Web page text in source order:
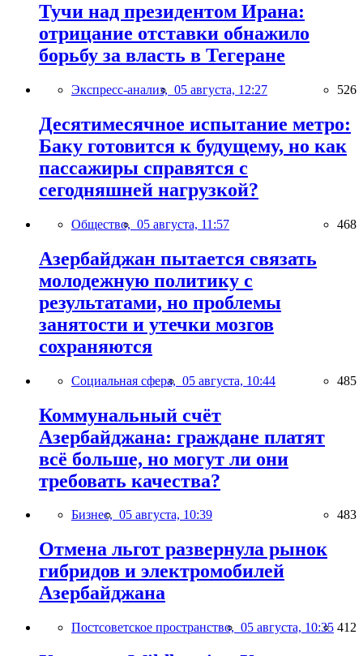
Тучи над президентом Ирана:
отрицание отставки обнажило
борьбу за власть в Тегеране
Экспресс-анализ, 05 августа, 12:27 526
Десятимесячное испытание метро:
Баку готовится к будущему, но как
пассажиры справятся с
сегодняшней нагрузкой?
Общество, 05 августа, 11:57 468
Азербайджан пытается связать
молодежную политику с
результатами, но проблемы
занятости и утечки мозгов
сохраняются
Социальная сфера, 05 августа, 10:44 485
Коммунальный счёт
Азербайджана: граждане платят
всё больше, но могут ли они
требовать качества?
Бизнес, 05 августа, 10:39 483
Отмена льгот развернула рынок
гибридов и электромобилей
Азербайджана
Постсоветское пространство, 05 августа, 10:35 412